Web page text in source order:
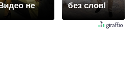
не
оставит
без слов!
Пересмотрела